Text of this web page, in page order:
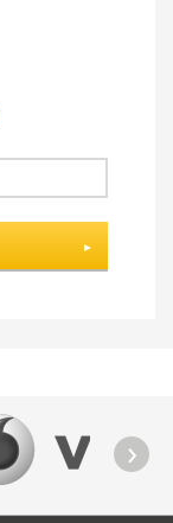
*